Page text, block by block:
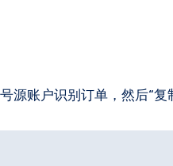
源账户识别订单，然后“复